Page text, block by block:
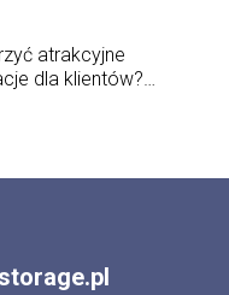
atrakcyjne
dla klientów?